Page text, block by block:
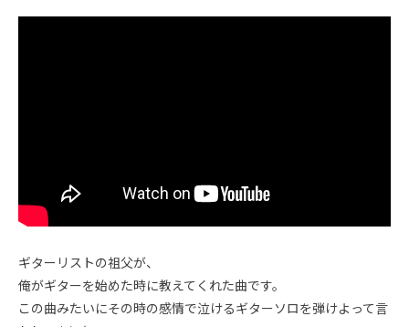
ギターリストの祖父が、
俺がギターを始めた時に教えてくれた曲です。
この曲みたいにその時の感情で泣けるギターソロを弾けよって言